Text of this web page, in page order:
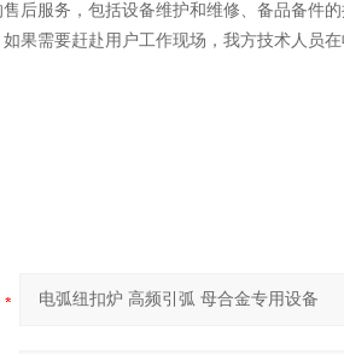
后服务，包括设备维护和维修、备品备件
果需要赶赴用户工作现场，我方技术人员